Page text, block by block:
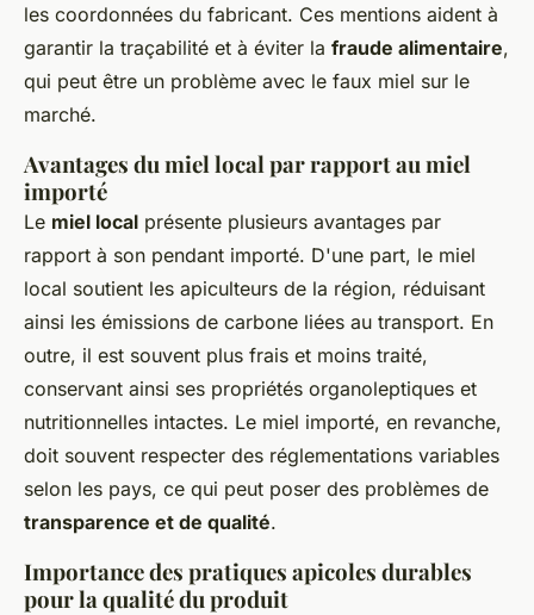
les coordonnées du fabricant. Ces mentions aident à
garantir la traçabilité et à éviter la fraude alimentaire,
qui peut être un problème avec le faux miel sur le
marché.
Avantages du miel local par rapport au miel
importé
Le miel local présente plusieurs avantages par
rapport à son pendant importé. D'une part, le miel
local soutient les apiculteurs de la région, réduisant
ainsi les émissions de carbone liées au transport. En
outre, il est souvent plus frais et moins traité,
conservant ainsi ses propriétés organoleptiques et
nutritionnelles intactes. Le miel importé, en revanche,
doit souvent respecter des réglementations variables
selon les pays, ce qui peut poser des problèmes de
transparence et de qualité.
Importance des pratiques apicoles durables
pour la qualité du produit